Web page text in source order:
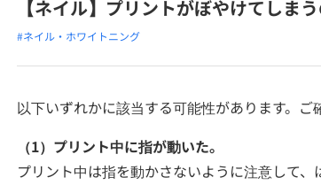
【ネイル】プリントがぼやけてしま
#ネイル・ホワイトニング
以下いずれかに該当する可能性があります。ご
（1）プリント中に指が動いた。
プリント中は指を動かさないように注意して